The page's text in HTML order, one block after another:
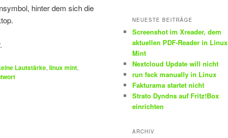
hinter dem sich die
Lautstärke, linux mint,
NEUESTE BEITRÄGE
Screenshot im Xreader, dem
aktuellen PDF-Reader in Linux
Mint
Nextcloud Update will nicht
run fsck manually in Linux
Fakturama startet nicht
Strato Dyndns auf Fritz!Box
einrichten
ARCHIV